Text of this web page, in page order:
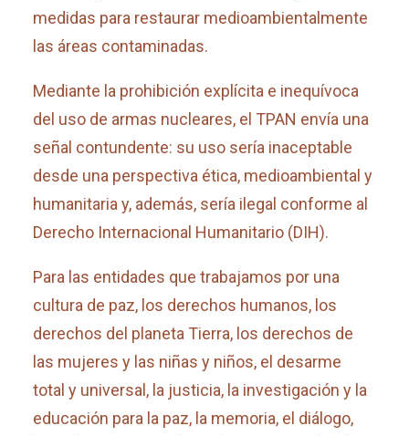
medidas para restaurar medioambientalmente
las áreas contaminadas.
Mediante la prohibición explícita e inequívoca
del uso de armas nucleares, el TPAN envía una
señal contundente: su uso sería inaceptable
desde una perspectiva ética, medioambiental y
humanitaria y, además, sería ilegal conforme al
Derecho Internacional Humanitario (DIH).
Para las entidades que trabajamos por una
cultura de paz, los derechos humanos, los
derechos del planeta Tierra, los derechos de
las mujeres y las niñas y niños, el desarme
total y universal, la justicia, la investigación y la
educación para la paz, la memoria, el diálogo,